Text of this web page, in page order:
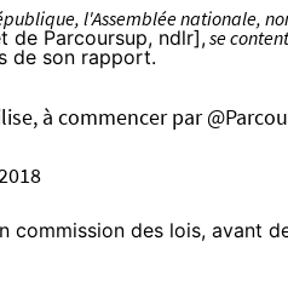
l'Assemblée nationale,
de Parcoursup, ndlr],se
de son rapport.
à commencer par
commission des lois, avant